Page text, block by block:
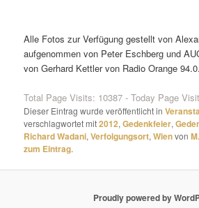
Alle Fotos zur Verfügung gestellt von
aufgenommen von Peter Eschberg und
von Gerhard Kettler von Radio Orange
Total Page Visits: 10387 - Today Page
Dieser Eintrag wurde veröffentlicht in
verschlagwortet mit2012,Gedenkfeier,
Richard Wadani,Verfolgungsort,Wienvon
zum Eintrag.
Proudly powered by